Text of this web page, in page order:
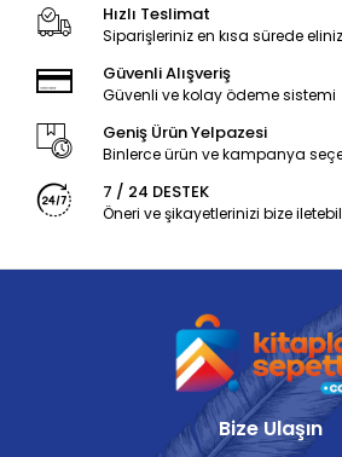
Hızlı Teslimat
Siparişleriniz en kısa sürede
Güvenli Alışveriş
Güvenli ve kolay ödeme sistemi
Geniş Ürün Yelpazesi
Binlerce ürün ve kampanya
7 / 24 DESTEK
Öneri ve şikayetlerinizi bize
Bize Ulaşın